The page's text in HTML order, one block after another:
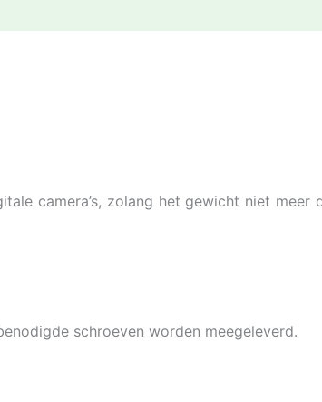
camera’s, zolang het gewicht niet meer
schroeven worden meegeleverd.